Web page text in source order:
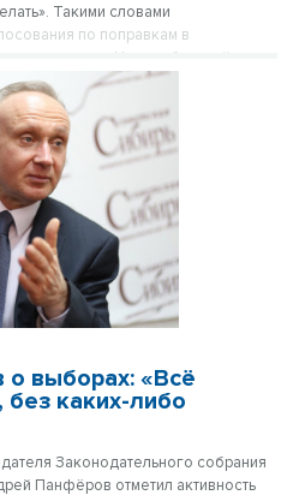
Такими словами
по поправкам в
Новосибирской
ветеранов-пенсионеров
и правоохранительных органов.
1 июля 2020.
выборах: «Всё
каких-либо
Законодательного собрания
Панфёров отметил активность